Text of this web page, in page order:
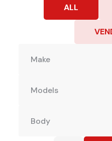
ALL
Make
Models
Body